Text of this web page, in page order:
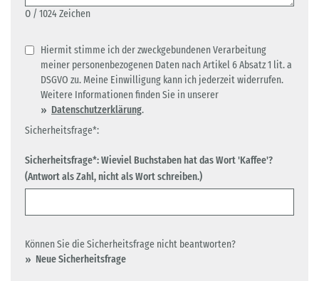
0 / 1024 Zeichen
Hiermit stimme ich der zweckgebundenen Verarbeitung
meiner personenbezogenen Daten nach Artikel 6 Absatz 1 lit. a
DSGVO zu. Meine Einwilligung kann ich jederzeit widerrufen.
Weitere Informationen finden Sie in unserer
Datenschutzerklärung.
Sicherheitsfrage*:
Sicherheitsfrage*: Wieviel Buchstaben hat das Wort 'Kaffee'?
(Antwort als Zahl, nicht als Wort schreiben.)
Können Sie die Sicherheitsfrage nicht beantworten?
Neue Sicherheitsfrage